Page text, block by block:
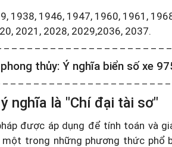
1938, 1946, 1947, 1960, 1961,
2021, 2028, 2029,2036, 2037.
thủy: Ý nghĩa biển số xe
nghĩa là "Chí đại tài sơ"
được áp dụng để tính toán và
trong những phương thức phổ